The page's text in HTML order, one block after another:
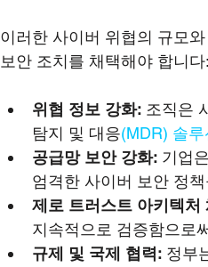
이러한 사이버 위협의 규모
보안 조치를 채택해야 합니다:
위협 정보 강화: 조직은
탐지 및 대응(MDR) 솔루
공급망 보안 강화: 기업
엄격한 사이버 보안 정
제로 트러스트 아키텍처
지속적으로 검증함으로
규제 및 국제 협력: 정부